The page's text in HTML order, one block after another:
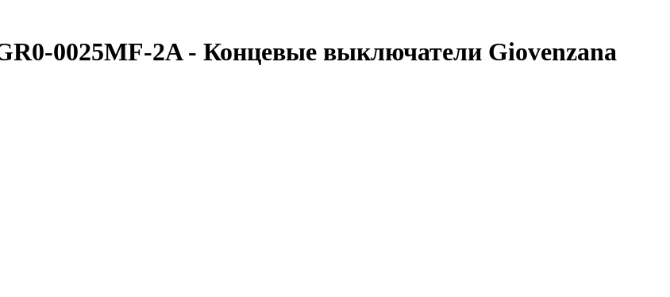
0025MF-2A - Концевые выключатели Giovenzana